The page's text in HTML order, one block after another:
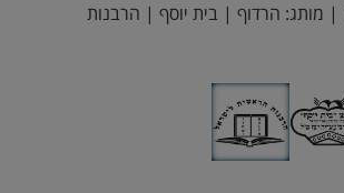
| מותג: הרדוף | בית יוסף | הרבנות